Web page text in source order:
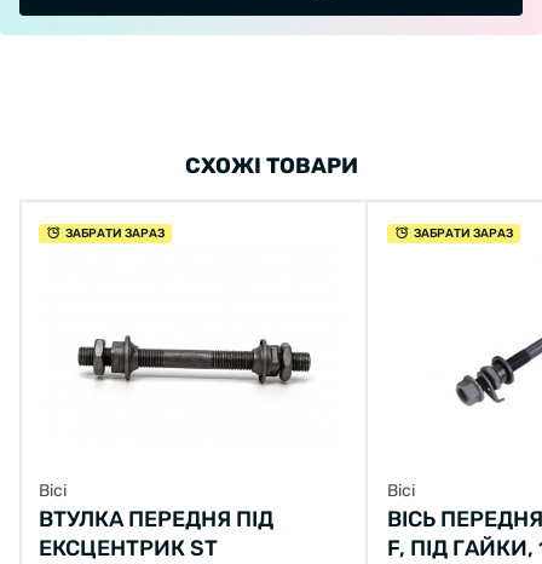
СХОЖІ ТОВАРИ
ЗАБРАТИ ЗАРАЗ
Вісі
ВТУЛКА ПЕРЕДНЯ ПІД
ЕКСЦЕНТРИК ST
ЗАБРАТИ ЗАРАЗ
Вісі
ВІСЬ
F, ПІД